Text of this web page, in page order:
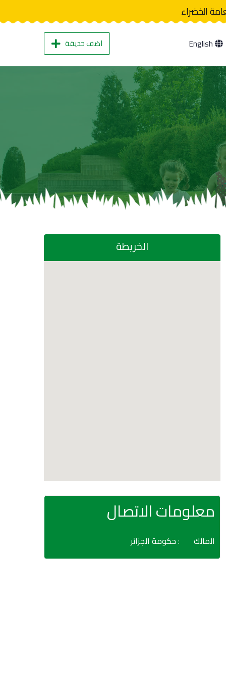
الخضراء
اضف حديقة
الخريطة
معلومات الاتصال
المالك : حكومة الجزائر